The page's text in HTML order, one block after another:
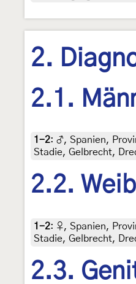
2.
2.1.
1-2: ♂, Spanien,
Stadie, Gelbrecht,
2.2.
1-2: ♀, Spanien,
Stadie, Gelbrecht,
2.3.